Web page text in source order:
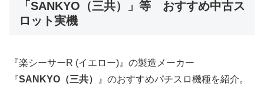
値下げ台 ディスクアップ
「SANKYO（三共）」等 おすすめ中古ス
ロット実機
『楽シーサーR (イエロー)』の製造メーカー
『SANKYO（三共） 』のおすすめパチスロ機種を紹介。